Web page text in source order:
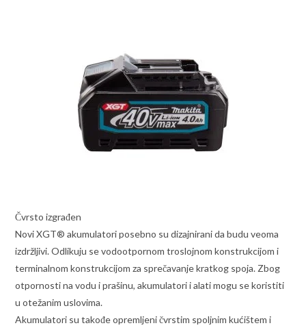
Čvrsto izgrađen
Novi XGT® akumulatori posebno su dizajnirani da budu veoma
izdržljivi. Odlikuju se vodootpornom troslojnom konstrukcijom i
terminalnom konstrukcijom za sprečavanje kratkog spoja. Zbog
otpornosti na vodu i prašinu, akumulatori i alati mogu se koristiti
u otežanim uslovima.
Akumulatori su takođe opremljeni čvrstim spoljnim kućištem i